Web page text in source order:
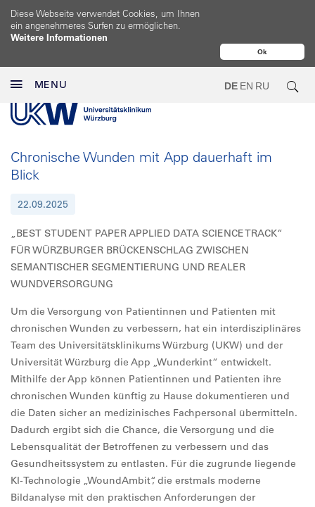
Ok
Diese Webseite verwendet Cookies, um Ihnen
ein angenehmeres Surfen zu ermöglichen.
Weitere Informationen
MENU DE EN RU
Chronische Wunden mit App dauerhaft im
Blick
22.09.2025
„BEST STUDENT PAPER APPLIED DATA SCIENCE TRACK“
FÜR WÜRZBURGER BRÜCKENSCHLAG ZWISCHEN
SEMANTISCHER SEGMENTIERUNG UND REALER
WUNDVERSORGUNG
Um die Versorgung von Patientinnen und Patienten mit
chronischen Wunden zu verbessern, hat ein interdisziplinäres
Team des Universitätsklinikums Würzburg (UKW) und der
Universität Würzburg die App „Wunderkint“ entwickelt.
Mithilfe der App können Patientinnen und Patienten ihre
chronischen Wunden künftig zu Hause dokumentieren und
die Daten sicher an medizinisches Fachpersonal übermitteln.
Dadurch ergibt sich die Chance, die Versorgung und die
Lebensqualität der Betroffenen zu verbessern und das
Gesundheitssystem zu entlasten. Für die zugrunde liegende
KI-Technologie „WoundAmbit“, die erstmals moderne
Bildanalyse mit den praktischen Anforderungen der